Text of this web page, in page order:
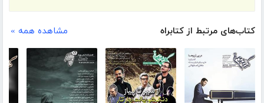
کتاب‌های مرتبط از کتابراه مشاهده همه »